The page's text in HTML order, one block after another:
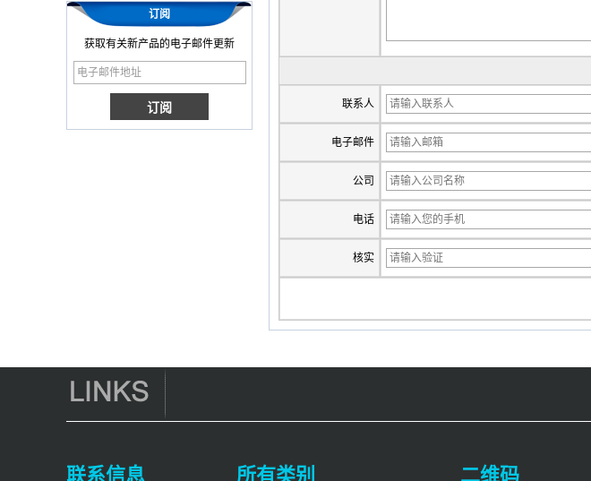
S905X电视盒
Android 6.0 OS
Amlogic S905X电视
H.265智能电视盒
x96
Android 4.4 Kikat
TV盒MXQ
2英寸1八颗核心流媒
订阅
获取有关新产品的电子邮件更新
联系人
电子邮件
公司
电话
核实
联系信息 所有类别 二维码